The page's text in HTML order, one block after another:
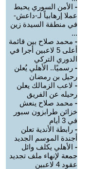
- الأمن السوري يحبط
عملا إرهابياً لـ-داعش-
في منطقة السيدة زين
...
- محمد صلاح بين قائمة
أعلى 5 لاعبين أجرا في
الدوري التركي
- رسميًا.. الأهلي يُعلن
رحيل بن رمضان
- لاعب الزمالك يعلن
رحيله عن الفريق
- محمد صلاح ينعش
خزائن طرابزون سبور
في 3 أيام
- رابطة الأندية تعلن
أجندة الموسم الجديد
- الأهلي يكلف وائل
جمعة لإنهاء ملف تجديد
عقود 4 لاعبين